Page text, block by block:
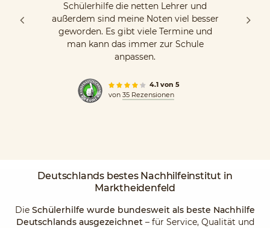
Schülerhilfe die netten Lehrer und
außerdem sind meine Noten viel besser
geworden. Es gibt viele Termine und
man kann das immer zur Schule
anpassen.
4.1 von 5
von 35 Rezensionen
Deutschlands bestes Nachhilfeinstitut in
Marktheidenfeld
Die Schülerhilfe wurde bundesweit als beste Nachhilfe
Deutschlands ausgezeichnet– für Service, Qualität und